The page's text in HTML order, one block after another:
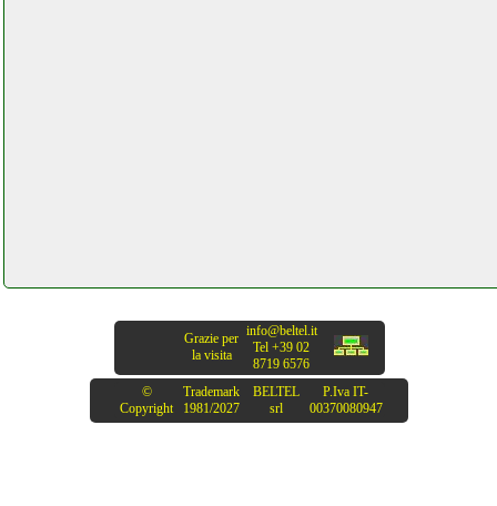
Grazie per
la visita
info@beltel.it
Tel +39 02
8719 6576
©
Copyright
Trademark
1981/2027
BELTEL
srl
P.Iva IT-
00370080947